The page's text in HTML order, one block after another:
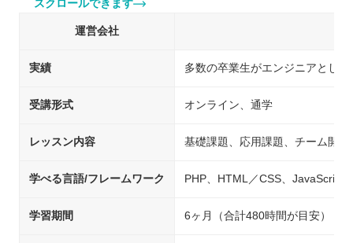
スクロールできます
運営会社
実績 多数の卒業生がエンジニアとして
受講形式 オンライン、通学
レッスン内容 基礎課題、応用課題、チーム開発
学べる言語/フレームワーク PHP、HTML／CSS、JavaScript
学習期間 6ヶ月（合計480時間が目安）